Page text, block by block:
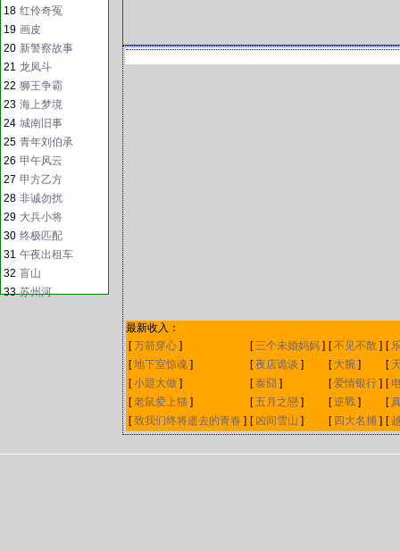
18 红伶奇冤
19 画皮
20 新警察故事
21 龙凤斗
22 狮王争霸
23 海上梦境
24 城南旧事
25 青年刘伯承
26 甲午风云
27 甲方乙方
28 非诚勿扰
29 大兵小将
30 终极匹配
31 午夜出租车
32 盲山
33 苏州河
最新收入：
[万箭穿心 ] [三个未婚妈妈 ] [不见不散 ] [
[地下室惊魂 ] [夜店诡谈 ] [ 大腕 ] [
[小題大做 ] [泰囧 ] [爱情银行 ] [
[老鼠爱上猫 ] [五月之戀 ] [逆戰 ] [
[致我们终将逝去的青春 ] [ 凶间雪山 ] [ 四大名捕 ] [